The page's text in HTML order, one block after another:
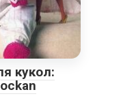
кукол: